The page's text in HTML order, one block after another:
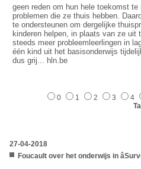
geen reden om hun hele toekomst
problemen die ze thuis hebben.
te ondersteunen om dergelijke
kinderen helpen, in plaats van ze
steeds meer probleemleerlingen in
één kind uit het basisonderwijs
dus grij... hln.be
0 1 2 3
4
27-04-2018
Foucault over het onderwijs in